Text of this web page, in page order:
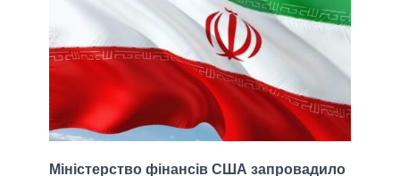
Міністерство фінансів США запровадило